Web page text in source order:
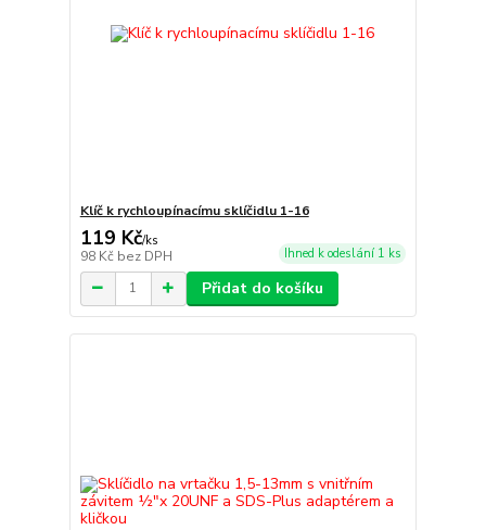
Klíč k rychloupínacímu sklíčidlu 1-16
119 Kč/ks
98 Kč bez DPH Ihned k odeslání 1 ks
Přidat do košíku